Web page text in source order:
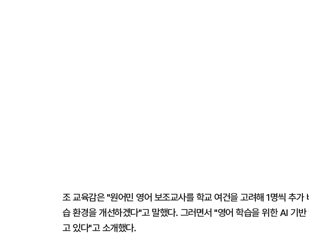
조 교육감은 "원어민 영어 보조교사를 학교 여건을 고려해 1명씩 추
습 환경을 개선하겠다"고 말했다. 그러면서 "영어 학습을 위한 AI 기반
고 있다"고 소개했다.